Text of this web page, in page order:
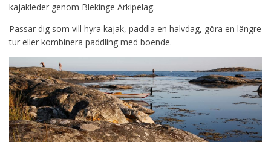
kajakleder genom Blekinge Arkipelag.
Passar dig som vill hyra kajak, paddla en halvdag, göra en längre
tur eller kombinera paddling med boende.